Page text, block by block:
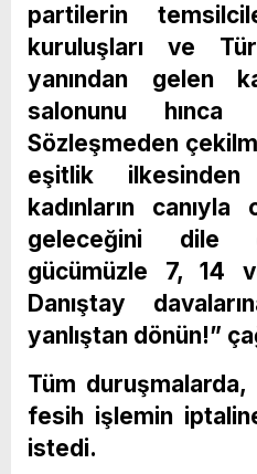
partilerin
kuruluşları ve
yanından gelen
salonunu hınca
Sözleşmeden
eşitlik
kadınların canıyla
geleceğini dile
gücümüzle 7, 14
Danıştay
yanlıştan dönün!”
Tüm duruşmalarda,
fesih işlemin
istedi.